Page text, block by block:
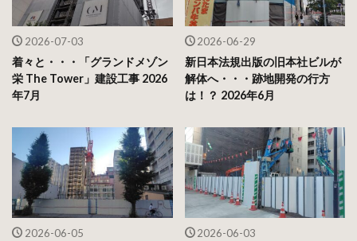
2026-07-03
着々と・・・「グランドメゾン
栄 The Tower」建設工事 2026
年7月
2026-06-29
新日本法規出版の旧本社ビルが
解体へ・・・跡地開発の行方
は！？ 2026年6月
2026-06-05 2026-06-03